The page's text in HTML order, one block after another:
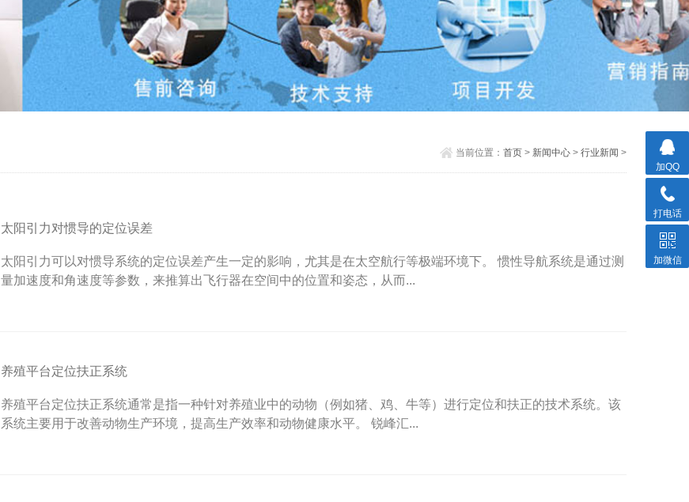
当前位置： 首页> 新闻中心> 行业新闻 >
太阳引力对惯导的定位误差
太阳引力可以对惯导系统的定位误差产生一定的影响，尤其是在太空航行等极端环境下。 惯性导航系统是通过测
量加速度和角速度等参数，来推算出飞行器在空间中的位置和姿态，从而...
养殖平台定位扶正系统
养殖平台定位扶正系统通常是指一种针对养殖业中的动物（例如猪、鸡、牛等）进行定位和扶正的技术系统。该
系统主要用于改善动物生产环境，提高生产效率和动物健康水平。 锐峰汇...
加QQ
打电话
加微信